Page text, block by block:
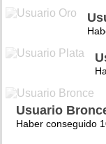
Usuario
Haber conseguido